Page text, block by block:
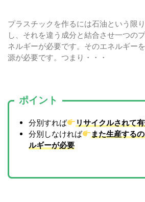
プラスチックを作るには石油という限
し、それを違う成分と結合させ一つの
ネルギーが必要です。そのエネルギー
源が必要です。つまり・・・
ポイント
分別すれば
リサイクルされて
分別しなければ
また生産する
ルギーが必要